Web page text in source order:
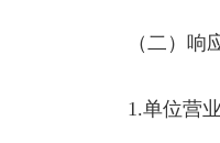
（二）响应
1.单位营业